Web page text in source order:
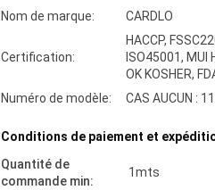
Nom de marque:
CARDLO
Certification:
HACCP,
ISO45001, MUI
OK KOSHER,
Numéro de modèle:
CAS AUCUN :
Conditions de paiement et
Quantité de
commande min:
1mts